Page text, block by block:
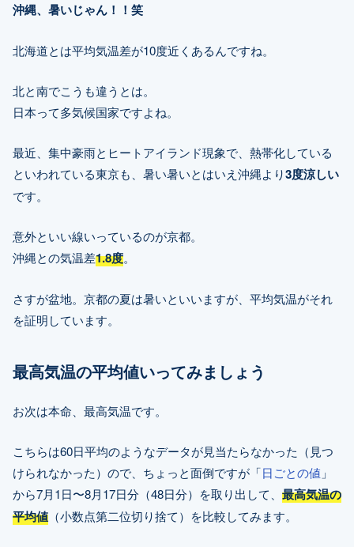
沖縄、暑いじゃん！！笑
北海道とは平均気温差が10度近くあるんですね。
北と南でこうも違うとは。
日本って多気候国家ですよね。
最近、集中豪雨とヒートアイランド現象で、熱帯化している
といわれている東京も、暑い暑いとはいえ沖縄より3度涼しい
です。
意外といい線いっているのが京都。
沖縄との気温差1.8度。
さすが盆地。京都の夏は暑いといいますが、平均気温がそれ
を証明しています。
最高気温の平均値いってみましょう
お次は本命、最高気温です。
こちらは60日平均のようなデータが見当たらなかった（見つ
けられなかった）ので、ちょっと面倒ですが「日ごとの値 」
から7月1日〜8月17日分（48日分）を取り出して、 最高気温の
平均値 （小数点第二位切り捨て）を比較してみます。